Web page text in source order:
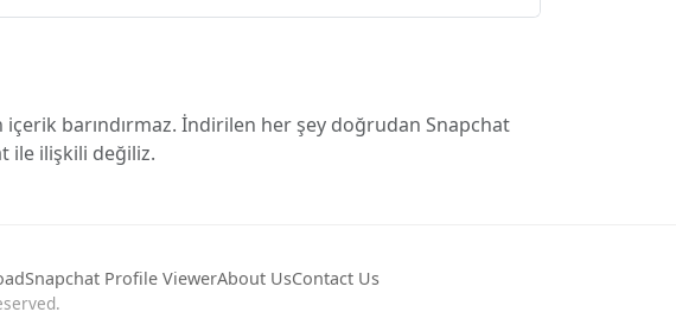
barındırmaz. İndirilen her şey doğrudan Snapchat
ile ilişkili değiliz.
Snapchat Profile ViewerAbout UsContact Us